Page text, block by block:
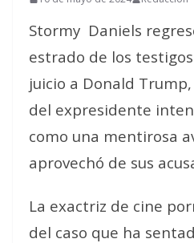
Stormy Daniels
estrado de los
juicio a Donald
del expresidente
como una mentirosa
aprovechó de sus
La exactriz de cine
del caso que ha